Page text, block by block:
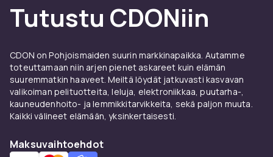
tuotekäsikirjoja ja piirustuksia – nopealla
Tutustu CDONiin
CDON on Pohjoismaiden suurin markkinapaikka. Autamme
toteuttamaan niin arjen pienet askareet kuin elämän
suuremmatkin haaveet. Meiltä löydät jatkuvasti kasvavan
valikoiman pelituotteita, leluja, elektroniikkaa, puutarha-,
kauneudenhoito- ja lemmikkitarvikkeita, sekä paljon muuta.
Kaikki välineet elämään, yksinkertaisesti.
Maksuvaihtoehdot